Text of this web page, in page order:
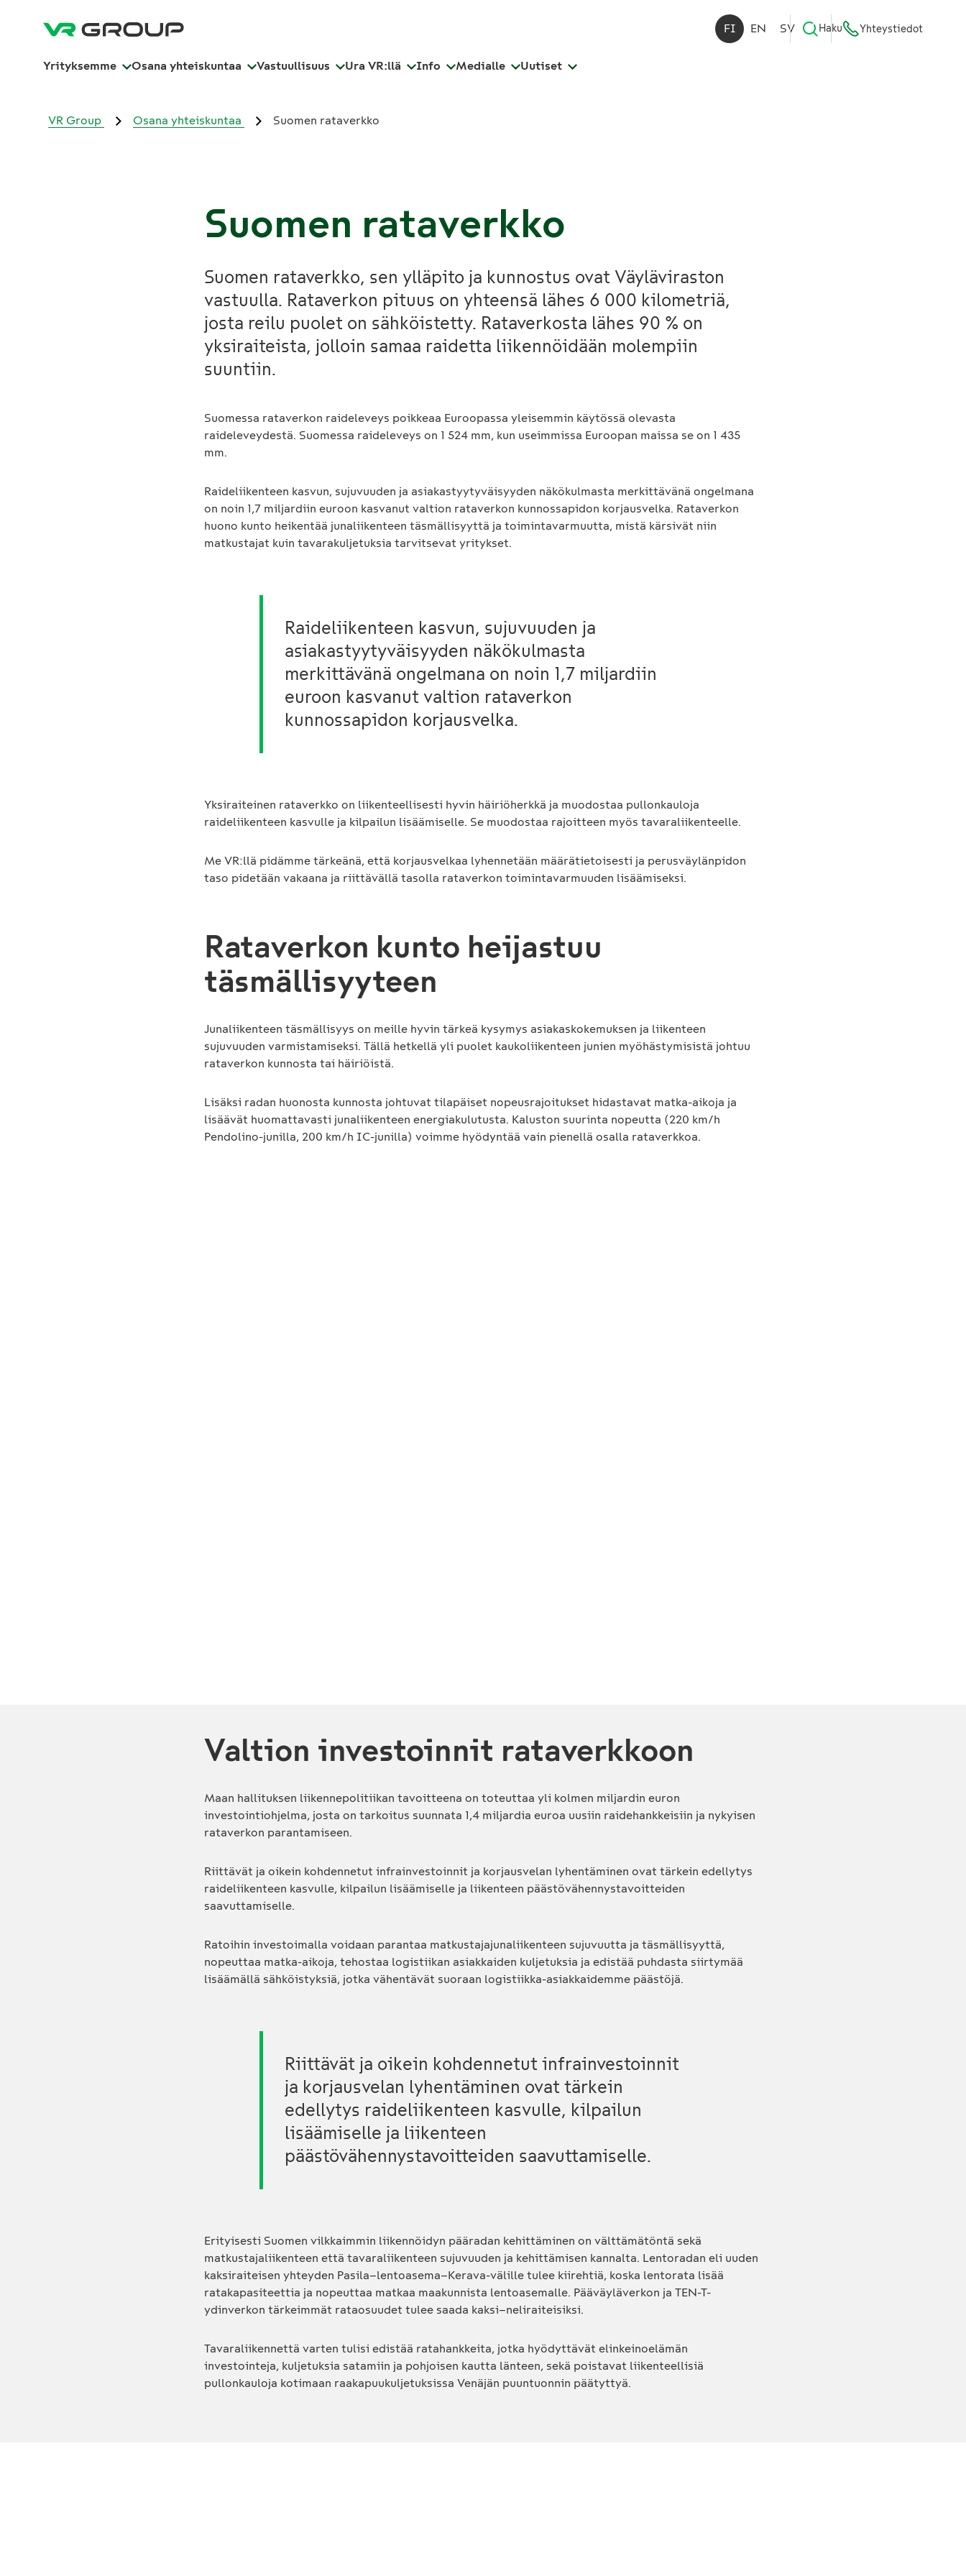
FI EN SV Haku Yhteystiedot
Yrityksemme Osana yhteiskuntaa Vastuullisuus Ura VR:llä Info Medialle Uutiset
VR Group Osana yhteiskuntaa Suomen rataverkko
Suomen rataverkko
Suomen rataverkko, sen ylläpito ja kunnostus ovat Väyläviraston
vastuulla. Rataverkon pituus on yhteensä lähes 6 000 kilometriä,
josta reilu puolet on sähköistetty. Rataverkosta lähes 90 % on
yksiraiteista, jolloin samaa raidetta liikennöidään molempiin
suuntiin.
Suomessa rataverkon raideleveys poikkeaa Euroopassa yleisemmin käytössä olevasta
raideleveydestä. Suomessa raideleveys on 1 524 mm, kun useimmissa Euroopan maissa se on 1 435
mm.
Raideliikenteen kasvun, sujuvuuden ja asiakastyytyväisyyden näkökulmasta merkittävänä ongelmana
on noin 1,7 miljardiin euroon kasvanut valtion rataverkon kunnossapidon korjausvelka. Rataverkon
huono kunto heikentää junaliikenteen täsmällisyyttä ja toimintavarmuutta, mistä kärsivät niin
matkustajat kuin tavarakuljetuksia tarvitsevat yritykset.
Raideliikenteen kasvun, sujuvuuden ja
asiakastyytyväisyyden näkökulmasta
merkittävänä ongelmana on noin 1,7 miljardiin
euroon kasvanut valtion rataverkon
kunnossapidon korjausvelka.
Yksiraiteinen rataverkko on liikenteellisesti hyvin häiriöherkkä ja muodostaa pullonkauloja
raideliikenteen kasvulle ja kilpailun lisäämiselle. Se muodostaa rajoitteen myös tavaraliikenteelle.
Me VR:llä pidämme tärkeänä, että korjausvelkaa lyhennetään määrätietoisesti ja perusväylänpidon
taso pidetään vakaana ja riittävällä tasolla rataverkon toimintavarmuuden lisäämiseksi.
Rataverkon kunto heijastuu
täsmällisyyteen
Junaliikenteen täsmällisyys on meille hyvin tärkeä kysymys asiakaskokemuksen ja liikenteen
sujuvuuden varmistamiseksi. Tällä hetkellä yli puolet kaukoliikenteen junien myöhästymisistä johtuu
rataverkon kunnosta tai häiriöistä.
Lisäksi radan huonosta kunnosta johtuvat tilapäiset nopeusrajoitukset hidastavat matka-aikoja ja
lisäävät huomattavasti junaliikenteen energiakulutusta. Kaluston suurinta nopeutta (220 km/h
Pendolino-junilla, 200 km/h IC-junilla) voimme hyödyntää vain pienellä osalla rataverkkoa.
Valtion investoinnit rataverkkoon
Maan hallituksen liikennepolitiikan tavoitteena on toteuttaa yli kolmen miljardin euron
investointiohjelma, josta on tarkoitus suunnata 1,4 miljardia euroa uusiin raidehankkeisiin ja nykyisen
rataverkon parantamiseen.
Riittävät ja oikein kohdennetut infrainvestoinnit ja korjausvelan lyhentäminen ovat tärkein edellytys
raideliikenteen kasvulle, kilpailun lisäämiselle ja liikenteen päästövähennystavoitteiden
saavuttamiselle.
Ratoihin investoimalla voidaan parantaa matkustajajunaliikenteen sujuvuutta ja täsmällisyyttä,
nopeuttaa matka-aikoja, tehostaa logistiikan asiakkaiden kuljetuksia ja edistää puhdasta siirtymää
lisäämällä sähköistyksiä, jotka vähentävät suoraan logistiikka-asiakkaidemme päästöjä.
Riittävät ja oikein kohdennetut infrainvestoinnit
ja korjausvelan lyhentäminen ovat tärkein
edellytys raideliikenteen kasvulle, kilpailun
lisäämiselle ja liikenteen
päästövähennystavoitteiden saavuttamiselle.
Erityisesti Suomen vilkkaimmin liikennöidyn pääradan kehittäminen on välttämätöntä sekä
matkustajaliikenteen että tavaraliikenteen sujuvuuden ja kehittämisen kannalta. Lentoradan eli uuden
kaksiraiteisen yhteyden Pasila–lentoasema–Kerava-välille tulee kiirehtiä, koska lentorata lisää
ratakapasiteettia ja nopeuttaa matkaa maakunnista lentoasemalle. Pääväyläverkon ja TEN-T-
ydinverkon tärkeimmät rataosuudet tulee saada kaksi–neliraiteisiksi.
Tavaraliikennettä varten tulisi edistää ratahankkeita, jotka hyödyttävät elinkeinoelämän
investointeja, kuljetuksia satamiin ja pohjoisen kautta länteen, sekä poistavat liikenteellisiä
pullonkauloja kotimaan raakapuukuljetuksissa Venäjän puuntuonnin päätyttyä.